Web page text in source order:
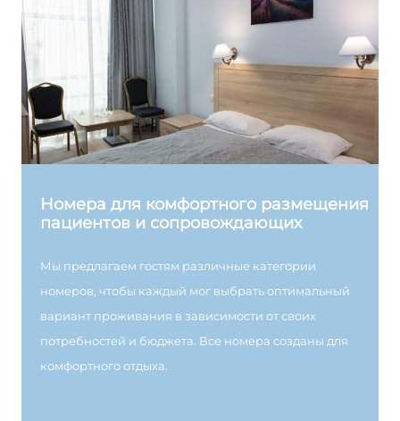
Номера для комфортного размещения
пациентов и сопровождающих
Мы предлагаем гостям различные категории
номеров, чтобы каждый мог выбрать оптимальный
вариант проживания в зависимости от своих
потребностей и бюджета. Все номера созданы для
комфортного отдыха.